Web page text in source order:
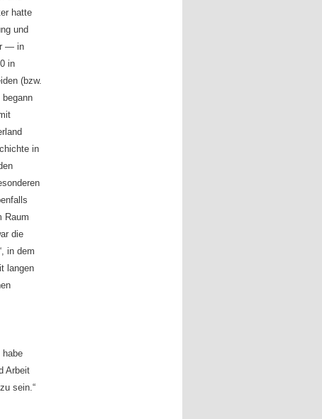
hatte
und
— in
in
(bzw.
in
Raum
die
in dem
langen
habe
Arbeit
sein.“